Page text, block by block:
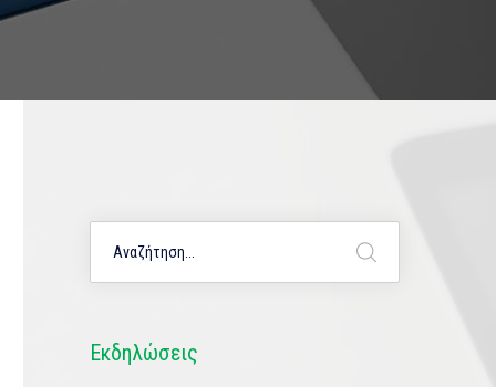
Εκδηλώσεις